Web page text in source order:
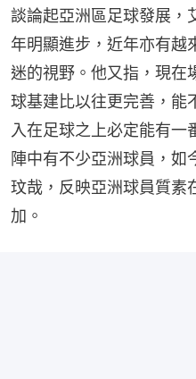
談論起亞洲區足球發展，
年明顯進步，近年亦有越
迷的視野。他又指，現在
球基建比以往更完善，能
入在足球之上必定能有一
陣中有不少亞洲球員，如
玟哉，反映亞洲球員質素
加。